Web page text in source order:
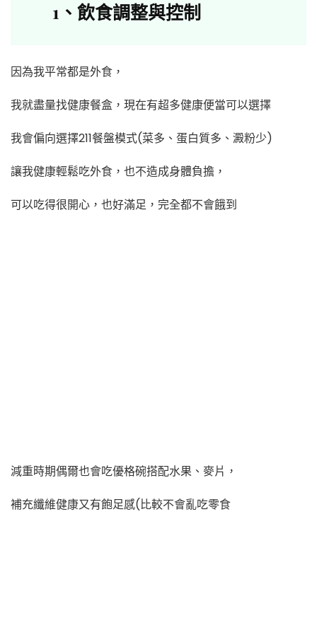
1、飲食調整與控制
因為我平常都是外食，
我就盡量找健康餐盒，現在有超多健康便當可以選擇
我會偏向選擇211餐盤模式(菜多、蛋白質多、澱粉少)
讓我健康輕鬆吃外食，也不造成身體負擔，
可以吃得很開心，也好滿足，完全都不會餓到
減重時期偶爾也會吃優格碗搭配水果、麥片，
補充纖維健康又有飽足感(比較不會亂吃零食